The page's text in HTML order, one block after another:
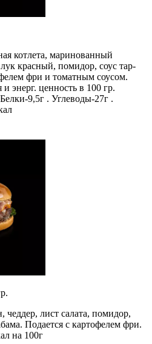
котлета, маринованный
красный, помидор, соус тар-
фри и томатным соусом.
энерг. ценность в 100 гр.
9,5г . Углеводы-27г .
чеддер, лист салата, помидор,
Подается с картофелем фри.
на 100г